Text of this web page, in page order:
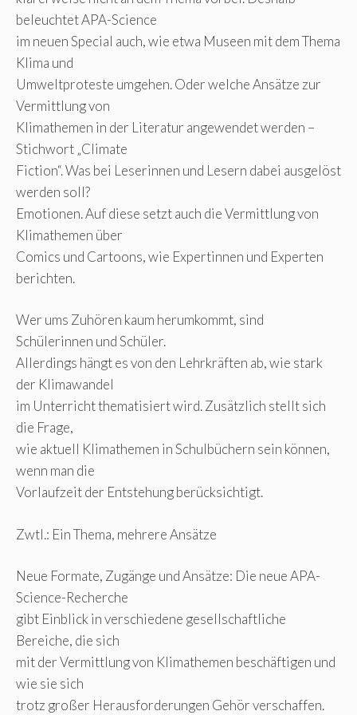
beleuchtet APA-Science
im neuen Special auch, wie etwa Museen mit dem Thema
Klima und
Umweltproteste umgehen. Oder welche Ansätze zur
Vermittlung von
Klimathemen in der Literatur angewendet werden –
Stichwort „Climate
Fiction“. Was bei Leserinnen und Lesern dabei ausgelöst
werden soll?
Emotionen. Auf diese setzt auch die Vermittlung von
Klimathemen über
Comics und Cartoons, wie Expertinnen und Experten
berichten.
Wer ums Zuhören kaum herumkommt, sind
Schülerinnen und Schüler.
Allerdings hängt es von den Lehrkräften ab, wie stark
der Klimawandel
im Unterricht thematisiert wird. Zusätzlich stellt sich
die Frage,
wie aktuell Klimathemen in Schulbüchern sein können,
wenn man die
Vorlaufzeit der Entstehung berücksichtigt.
Zwtl.: Ein Thema, mehrere Ansätze
Neue Formate, Zugänge und Ansätze: Die neue APA-
Science-Recherche
gibt Einblick in verschiedene gesellschaftliche
Bereiche, die sich
mit der Vermittlung von Klimathemen beschäftigen und
wie sie sich
trotz großer Herausforderungen Gehör verschaffen.